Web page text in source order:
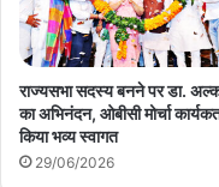
राज्यसभा सदस्य बनने पर डा.
का अभिनंदन, ओबीसी मोर्चा
किया भव्य स्वागत
29/06/2026